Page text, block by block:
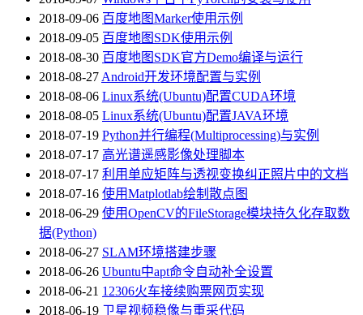
2018-09-06 百度地图Marker使用示例
2018-09-05 百度地图SDK使用示例
2018-08-30 百度地图SDK官方Demo编译与运行
2018-08-27 Android开发环境配置与实例
2018-08-06 Linux系统(Ubuntu)配置CUDA环境
2018-08-05 Linux系统(Ubuntu)配置JAVA环境
2018-07-19 Python并行编程(Multiprocessing)与实例
2018-07-17 高光谱遥感影像处理脚本
2018-07-17 利用单应矩阵与透视变换纠正照片中的文档
2018-07-16 使用Matplotlab绘制散点图
2018-06-29 使用OpenCV的FileStorage模块持久化存取数
据(Python)
2018-06-27 SLAM环境搭建步骤
2018-06-26 Ubuntu中apt命令自动补全设置
2018-06-21 12306火车接续购票网页实现
2018-06-19 卫星视频稳像与重采代码